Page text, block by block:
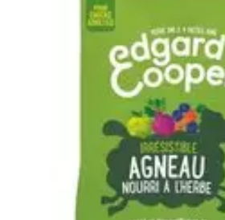
Guide des Cocktails
L'Art de la Mixologie Ingrédients et Recettes
Guide des Cocktails